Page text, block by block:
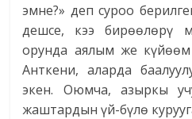
эмне?» деп суроо
дешсе, кээ бирөөлөрү
орунда аялым же
Анткени, аларда
экен. Оюмча, азыркы
жаштардын үй-бүлө